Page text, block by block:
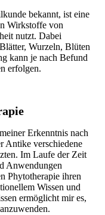
bekannt, ist eine
Wirkstoffe von
nutzt. Dabei
Wurzeln, Blüten
kann je nach Befund
erfolgen.
Erkenntnis nach
Antike verschiedene
Im Laufe der Zeit
Anwendungen
Phytotherapie ihren
Wissen und
ermöglicht mir es,